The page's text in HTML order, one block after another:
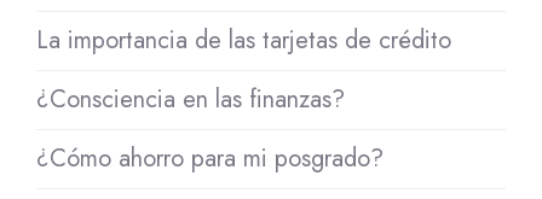
La importancia de las tarjetas de crédito
¿Consciencia en las finanzas?
¿Cómo ahorro para mi posgrado?